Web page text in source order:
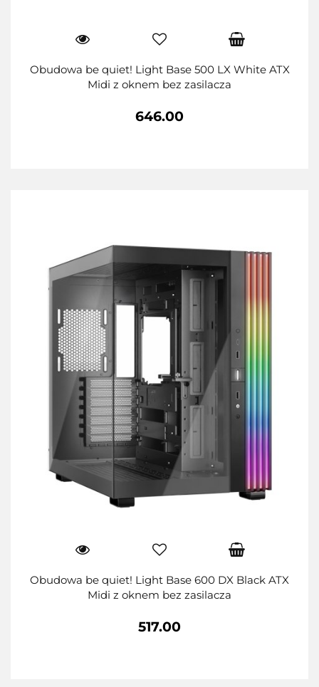
Obudowa be quiet! Light Base 500 LX White ATX
Midi z oknem bez zasilacza
646.00
Obudowa be quiet! Light Base 600 DX Black ATX
Midi z oknem bez zasilacza
517.00